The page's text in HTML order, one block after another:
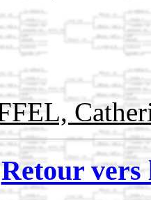
Retour vers